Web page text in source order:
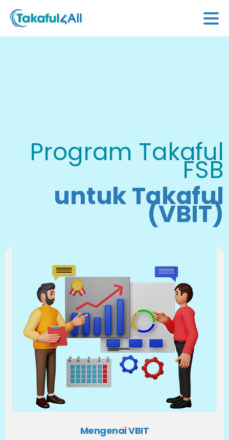
Program Takaful
FSB
untuk Takaful
(VBIT)
Mengenai VBIT